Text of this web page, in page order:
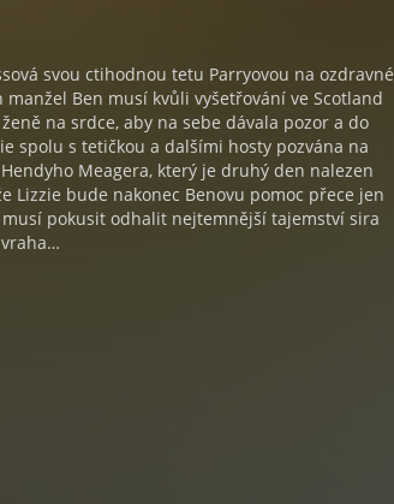
svou ctihodnou tetu Parryovou na ozdravné
Ben musí kvůli vyšetřování ve Scotland
na srdce, aby na sebe dávala pozor a do
spolu s tetičkou a dalšími hosty pozvána na
Meagera, který je druhý den nalezen
Lizzie bude nakonec Benovu pomoc přece jen
pokusit odhalit nejtemnější tajemství sira